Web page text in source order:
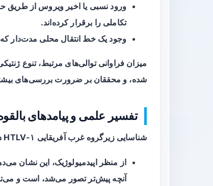
ورود نسبی یا اخیر ویروس از طریق
تکاملی را برقرار کرده‌اند.
وجود یک خط انتقال محلی مدت‌دار
میزان فراوانی توالی‌های مرتبط، تنوع
شده، و محققان بر ضرورت بررسی‌های بیشتر
تفسیر علمی و پیامدهای
شناسایی زیرگروه غرب آفریقایی HTLV-۱ در آمازون برزیل از جنبه‌های مختلف مهم است:
از منظراپیدمیولوژیک
آنچه پیش‌تر تصور می‌شد، است و